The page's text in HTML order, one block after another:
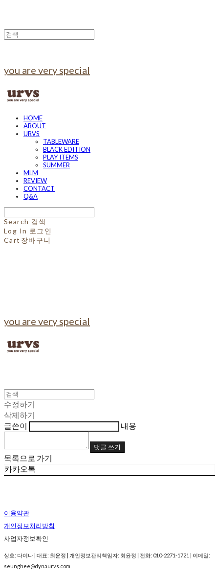
you are very special
HOME
ABOUT
URVS
TABLEWARE
BLACK EDITION
PLAY ITEMS
SUMMER
MLM
REVIEW
CONTACT
Q&A
Search 검색
Log In 로그인
Cart 장바구니
you are very special
수정하기
삭제하기
글쓴이
내용
댓글 쓰기
목록으로 가기
카카오톡
이용약관
개인정보처리방침
사업자정보확인
상호: 다이나 | 대표: 최윤정 | 개인정보관리책임자: 최윤정 | 전화: 010-2271-1721 | 이메일:
seunghee@dynaurvs.com